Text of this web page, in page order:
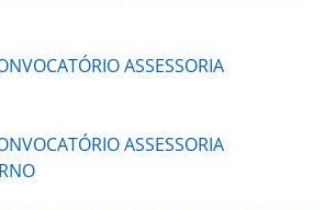
ASSESSORIA
ASSESSORIA